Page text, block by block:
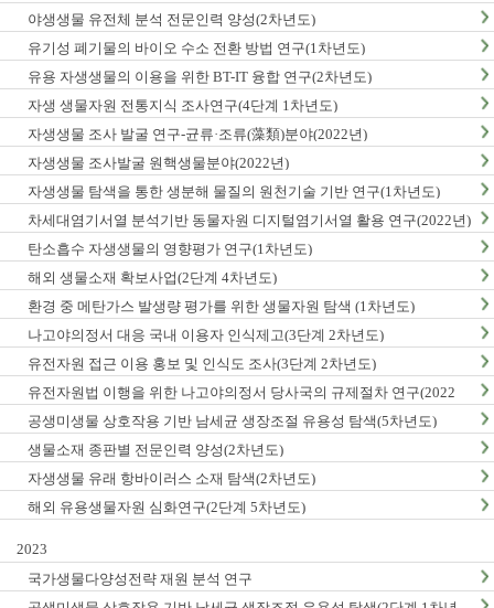
야생생물 유전체 분석 전문인력 양성(2차년도)
유기성 폐기물의 바이오 수소 전환 방법 연구(1차년도)
유용 자생생물의 이용을 위한 BT-IT 융합 연구(2차년도)
자생 생물자원 전통지식 조사연구(4단계 1차년도)
자생생물 조사 발굴 연구-균류·조류(藻類)분야(2022년)
자생생물 조사발굴 원핵생물분야(2022년)
자생생물 탐색을 통한 생분해 물질의 원천기술 기반 연구(1차년도)
차세대염기서열 분석기반 동물자원 디지털염기서열 활용 연구(2022년)
탄소흡수 자생생물의 영향평가 연구(1차년도)
해외 생물소재 확보사업(2단계 4차년도)
환경 중 메탄가스 발생량 평가를 위한 생물자원 탐색 (1차년도)
나고야의정서 대응 국내 이용자 인식제고(3단계 2차년도)
유전자원 접근 이용 홍보 및 인식도 조사(3단계 2차년도)
유전자원법 이행을 위한 나고야의정서 당사국의 규제절차 연구(2022
년)
공생미생물 상호작용 기반 남세균 생장조절 유용성 탐색(5차년도)
생물소재 종판별 전문인력 양성(2차년도)
자생생물 유래 항바이러스 소재 탐색(2차년도)
해외 유용생물자원 심화연구(2단계 5차년도)
2023
국가생물다양성전략 재원 분석 연구